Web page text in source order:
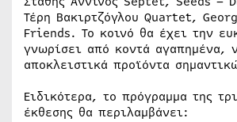
Τέρη Βακιρτζόγλου Quartet,
Friends. Το κοινό θα έχει την
γνωρίσει από κοντά αγαπημένα,
αποκλειστικά προϊόντα
Ειδικότερα, το πρόγραμμα της
έκθεσης θα περιλαμβάνει: